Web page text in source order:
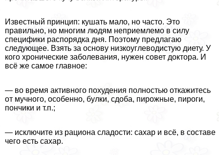
Известный принцип: кушать мало, но часто. Это
правильно, но многим людям неприемлемо в силу
специфики распорядка дня. Поэтому предлагаю
следующее. Взять за основу низкоуглеводистую диету. У
кого хронические заболевания, нужен совет доктора. И
всё же самое главное:
— во время активного похудения полностью откажитесь
от мучного, особенно, булки, сдоба, пирожные, пироги,
пончики и т.п.;
— исключите из рациона сладости: сахар и всё, в составе
чего есть сахар.